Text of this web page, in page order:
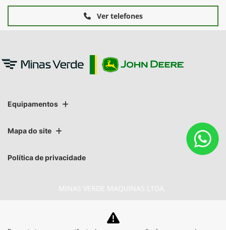
Ver telefones
Equipamentos
Mapa do site
Política de privacidade
MINAS VERDE MAQUINAS LTDA.